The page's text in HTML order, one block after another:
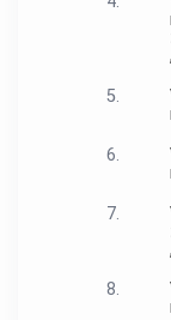
5.
6.
7.
8.